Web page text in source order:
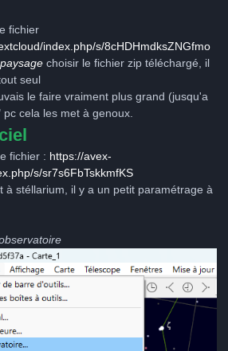
fichier
index.php/s/8cHDHmdksZNGfmo
paysage choisir le fichier zip téléchargé, il
seul
le faire vraiment plus grand (jusqu'a
cela les met à genoux.
fichier : https://avex-
s/sr7s6FbTskkmfKS
à stéllarium, il y a un petit paramétrage à